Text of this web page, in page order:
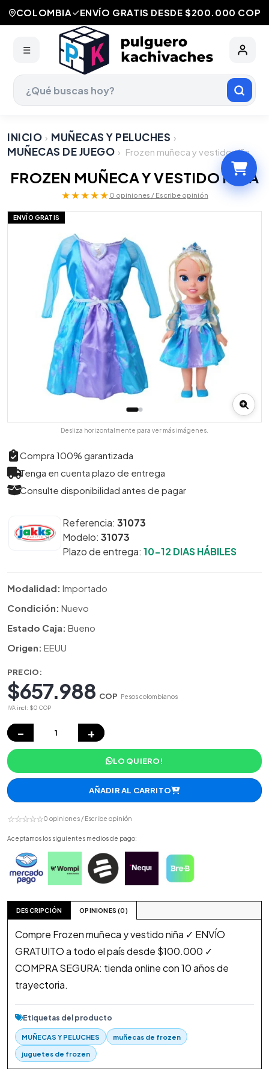
COLOMBIA ENVÍO GRATIS DESDE $200.000 COP
☰
INICIO › MUÑECAS Y PELUCHES ›
MUÑECAS DE JUEGO › Frozen muñeca y vestido niña
FROZEN MUÑECA Y VESTIDO NIÑA
★★★★★ 0 opiniones / Escribe opinión
ENVÍO GRATIS
Desliza horizontalmente para ver más imágenes.
Compra 100% garantizada
Tenga en cuenta plazo de entrega
Consulte disponibilidad antes de pagar
Referencia: 31073
Modelo: 31073
Plazo de entrega: 10-12 DIAS HÁBILES
Modalidad: Importado
Condición: Nuevo
Estado Caja: Bueno
Origen: EEUU
PRECIO:
$657.988 COP Pesos colombianos
IVA incl: $0 COP
− +
LO QUIERO!
AÑADIR AL CARRITO
☆☆☆☆☆0 opiniones / Escribe opinión
Aceptamos los siguientes medios de pago:
DESCRIPCIÓN OPINIONES (0)
Compre Frozen muñeca y vestido niña ✓ ENVÍO
GRATUITO a todo el país desde $100.000 ✓
COMPRA SEGURA: tienda online con 10 años de
trayectoria.
Etiquetas del producto
MUÑECAS Y PELUCHES muñecas de frozen
juguetes de frozen